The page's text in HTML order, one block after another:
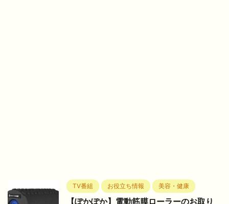
TV番組 お役立ち情報 美容・健康
【ぽかぽか】電動筋膜ローラーのお取り